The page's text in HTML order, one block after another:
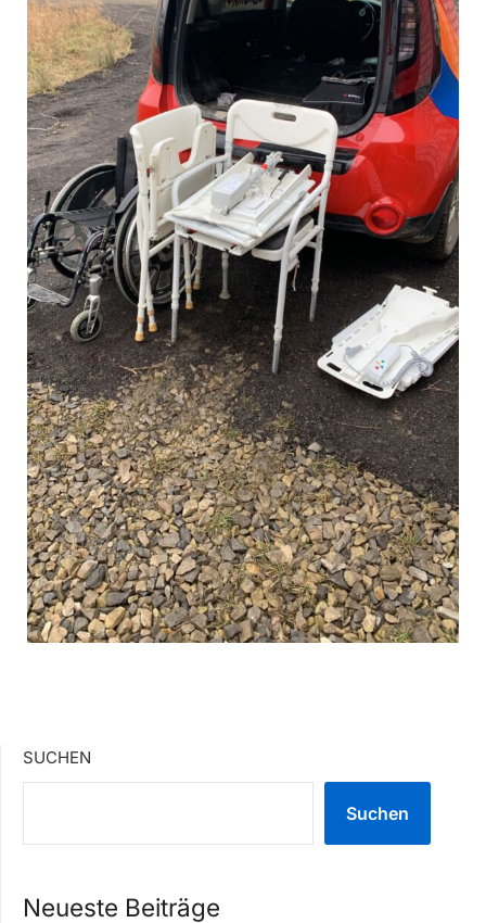
SUCHEN
Suchen
Neueste Beiträge